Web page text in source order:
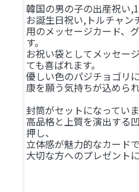
韓国の男の子の出産祝い
お誕生日祝い,トルチャ
用のメッセージカード、
す。
お祝い袋としてメッセー
ても喜ばれます。
優しい色のパジチョゴリ
康を願う気持ちが込めら
封筒がセットになっていま
高品格と上質を演出する
押し、
立体感が魅力的なカードで
大切な方へのプレゼント